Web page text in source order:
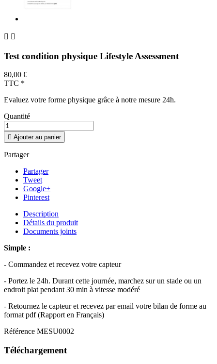
 
Test condition physique Lifestyle Assessment
80,00 €
TTC *
Evaluez votre forme physique grâce à notre mesure 24h.
Quantité
 Ajouter au panier
Partager
Partager
Tweet
Google+
Pinterest
Description
Détails du produit
Documents joints
Simple :
- Commandez et recevez votre capteur
- Portez le 24h. Durant cette journée, marchez sur un stade ou un
endroit plat pendant 30 min à vitesse modéré
- Retournez le capteur et recevez par email votre bilan de forme au
format pdf (Rapport en Français)
Référence MESU0002
Téléchargement